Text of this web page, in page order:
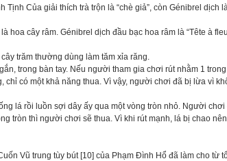
Của giải thích trà trộn là “chè giả”, còn Génibrel dịch
hoa cây râm. Génibrel dịch đầu bạc hoa râm là “Tête à
trăm thường dùng làm tăm xỉa răng.
trong bàn tay. Nếu người tham gia chơi rút nhằm 1
có một khả năng thua. Vì vậy, người chơi đã bị lừa vì
lá rồi luồn sợi dây ấy qua một vòng tròn nhỏ. Người
tròn thì người chơi sẽ thua. Vì khi rút mạnh, lá bị chao
Vũ trung tùy bút [10] của Phạm Đình Hổ đã làm cho từ